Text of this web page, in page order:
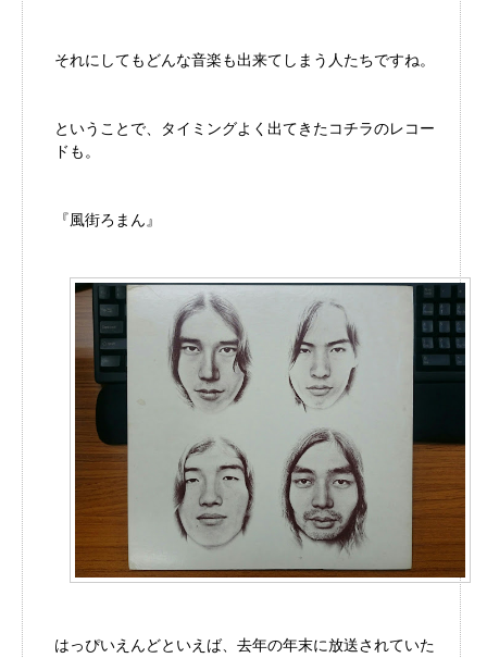
それにしてもどんな音楽も出来てしまう人たちですね。
ということで、タイミングよく出てきたコチラのレコー
ドも。
『風街ろまん』
はっぴいえんどといえば、去年の年末に放送されていた